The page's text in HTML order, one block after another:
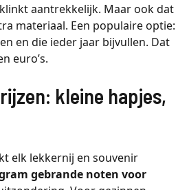
aantrekkelijk. Maar ook dat
materiaal. Een populaire optie:
en die ieder jaar bijvullen. Dat
euro’s.
kleine hapjes,
elk lekkernij en souvenir
gebrande noten voor